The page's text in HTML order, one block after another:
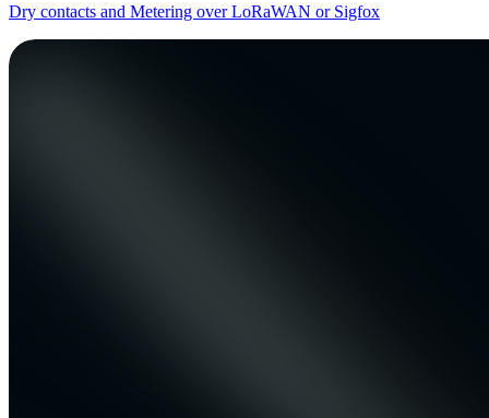
Dry contacts and Metering over LoRaWAN or Sigfox